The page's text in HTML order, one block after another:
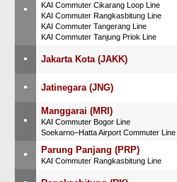
•
KAI Commuter Cikarang Loop Line
KAI Commuter Rangkasbitung Line
KAI Commuter Tangerang Line
KAI Commuter Tanjung Priok Line
• Jakarta Kota (JAKK)
• Jatinegara (JNG)
•
Manggarai (MRI)
KAI Commuter Bogor Line
Soekarno–Hatta Airport Commuter Line
• Parung Panjang (PRP)
KAI Commuter Rangkasbitung Line